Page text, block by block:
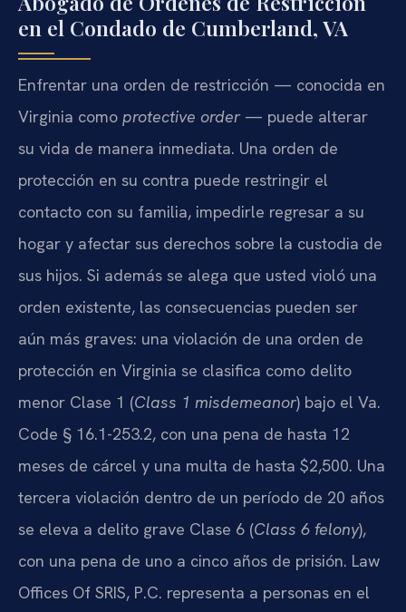
en el Condado de Cumberland, VA
Enfrentar una orden de restricción — conocida en
Virginia como protective order— puede alterar
su vida de manera inmediata. Una orden de
protección en su contra puede restringir el
contacto con su familia, impedirle regresar a su
hogar y afectar sus derechos sobre la custodia de
sus hijos. Si además se alega que usted violó una
orden existente, las consecuencias pueden ser
aún más graves: una violación de una orden de
protección en Virginia se clasifica como delito
menor Clase 1 (Class 1 misdemeanor) bajo el Va.
Code § 16.1-253.2, con una pena de hasta 12
meses de cárcel y una multa de hasta $2,500. Una
tercera violación dentro de un período de 20 años
se eleva a delito grave Clase 6 (Class 6 felony),
con una pena de uno a cinco años de prisión. Law
Offices Of SRIS, P.C. representa a personas en el